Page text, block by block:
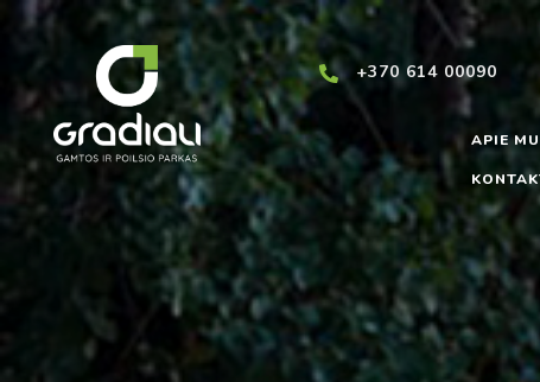
+370 614 00090
APIE